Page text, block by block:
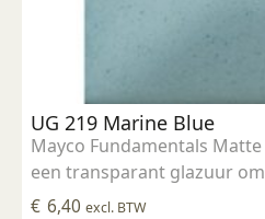
UG 219 Marine Blue
Mayco Fundamentals
een transparant glazuur
maken Geschikt voor
€ 6,40 excl. BTW